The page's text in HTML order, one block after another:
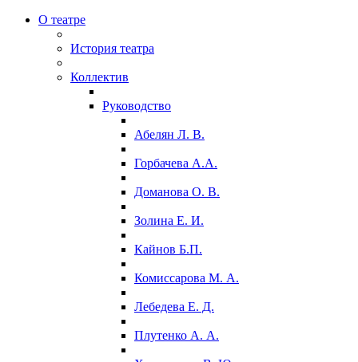
О театре
История театра
Коллектив
Руководство
Абелян Л. В.
Горбачева А.А.
Доманова О. В.
Золина Е. И.
Кайнов Б.П.
Комиссарова М. А.
Лебедева Е. Д.
Плутенко А. А.